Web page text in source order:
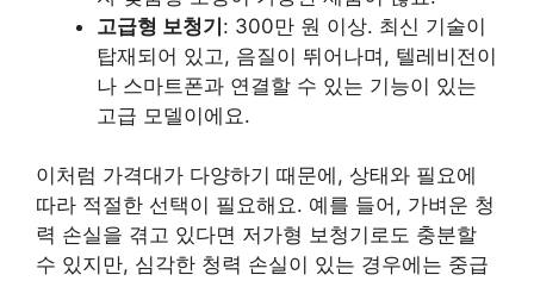
고급형 보청기: 300만 원 이상. 최신 기술이
탑재되어 있고, 음질이 뛰어나며, 텔레비전이
나 스마트폰과 연결할 수 있는 기능이 있는
고급 모델이에요.
이처럼 가격대가 다양하기 때문에, 상태와 필요에
따라 적절한 선택이 필요해요. 예를 들어, 가벼운 청
력 손실을 겪고 있다면 저가형 보청기로도 충분할
수 있지만, 심각한 청력 손실이 있는 경우에는 중급